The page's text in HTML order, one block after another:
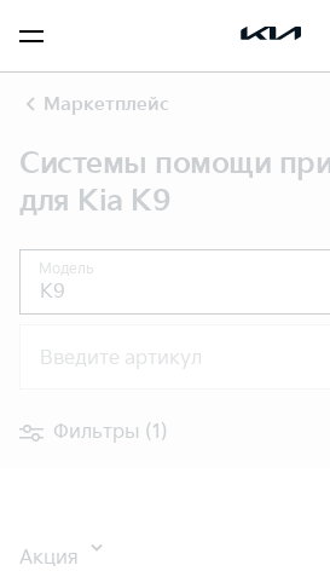
Маркетплейс
Системы помощи
для Kia K9
Модель
K9
Введите артикул
Фильтры (1)
Акция